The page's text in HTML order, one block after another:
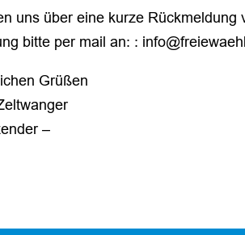
uns über eine kurze Rückmeldung
bitte per mail an: :
Grüßen
–